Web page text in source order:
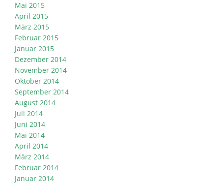
Mai 2015
April 2015
März 2015
Februar 2015
Januar 2015
Dezember 2014
November 2014
Oktober 2014
September 2014
August 2014
Juli 2014
Juni 2014
Mai 2014
April 2014
März 2014
Februar 2014
Januar 2014